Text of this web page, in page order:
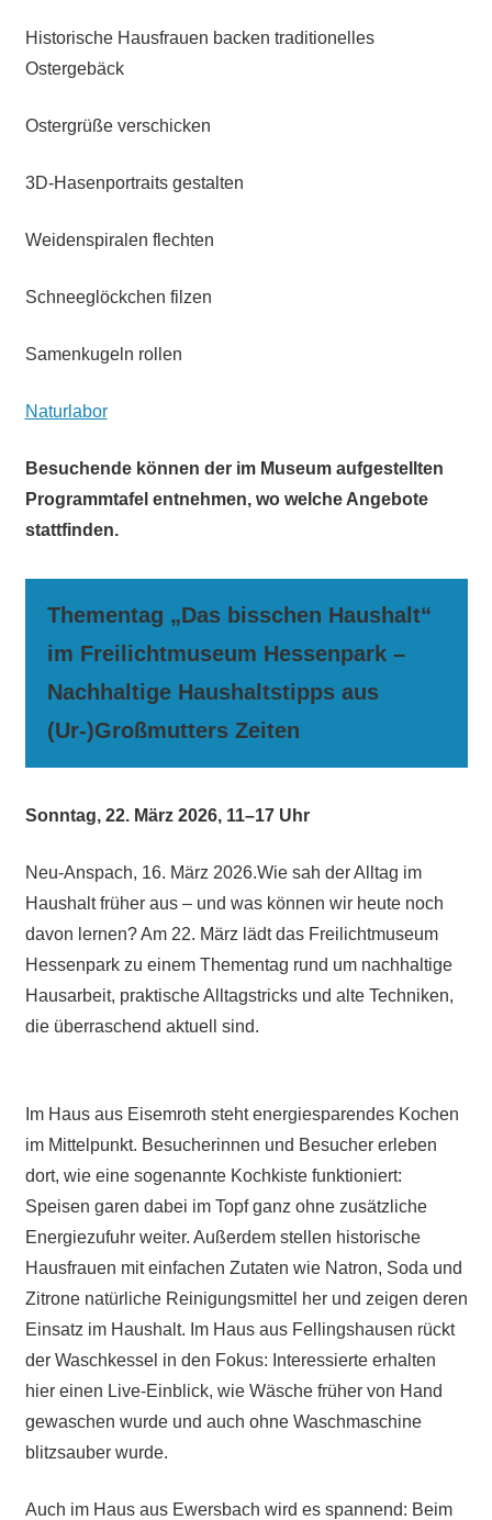
Historische Hausfrauen backen traditionelles
Ostergebäck
Ostergrüße verschicken
3D-Hasenportraits gestalten
Weidenspiralen flechten
Schneeglöckchen filzen
Samenkugeln rollen
Naturlabor
Besuchende können der im Museum aufgestellten
Programmtafel entnehmen, wo welche Angebote
stattfinden.
Thementag „Das bisschen Haushalt“
im Freilichtmuseum Hessenpark –
Nachhaltige Haushaltstipps aus
(Ur-)Großmutters Zeiten
Sonntag, 22. März 2026, 11–17 Uhr
Neu-Anspach, 16. März 2026.Wie sah der Alltag im
Haushalt früher aus – und was können wir heute noch
davon lernen? Am 22. März lädt das Freilichtmuseum
Hessenpark zu einem Thementag rund um nachhaltige
Hausarbeit, praktische Alltagstricks und alte Techniken,
die überraschend aktuell sind.
Im Haus aus Eisemroth steht energiesparendes Kochen
im Mittelpunkt. Besucherinnen und Besucher erleben
dort, wie eine sogenannte Kochkiste funktioniert:
Speisen garen dabei im Topf ganz ohne zusätzliche
Energiezufuhr weiter. Außerdem stellen historische
Hausfrauen mit einfachen Zutaten wie Natron, Soda und
Zitrone natürliche Reinigungsmittel her und zeigen deren
Einsatz im Haushalt. Im Haus aus Fellingshausen rückt
der Waschkessel in den Fokus: Interessierte erhalten
hier einen Live-Einblick, wie Wäsche früher von Hand
gewaschen wurde und auch ohne Waschmaschine
blitzsauber wurde.
Auch im Haus aus Ewersbach wird es spannend: Beim